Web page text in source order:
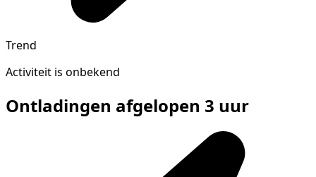
Trend
Activiteit is onbekend
Ontladingen afgelopen 3 uur